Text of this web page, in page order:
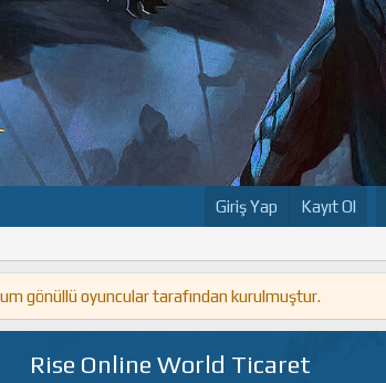
Giriş Yap Kayıt Ol
gönüllü oyuncular tarafından kurulmuştur.
Rise Online World Ticaret